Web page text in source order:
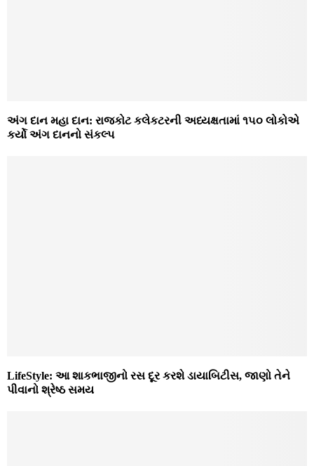
અંગ દાન મહા દાન: રાજકોટ કલેકટરની અધ્યક્ષતામાં ૧૫૦ લોકોએ
કર્યો અંગ દાનનો સંકલ્પ
LifeStyle: આ શાકભાજીનો રસ દૂર કરશે ડાયાબિટીસ, જાણો તેને
પીવાનો શ્રેષ્ઠ સમય